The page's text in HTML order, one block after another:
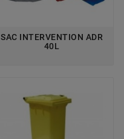
SAC INTERVENTION ADR
40L